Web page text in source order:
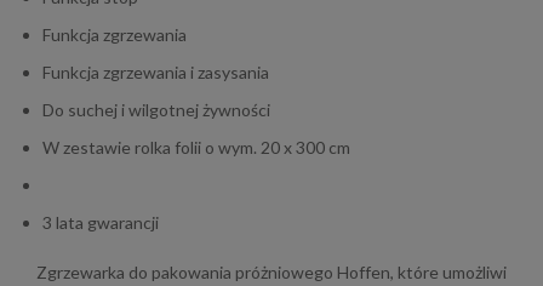
Funkcja zgrzewania
Funkcja zgrzewania i zasysania
Do suchej i wilgotnej żywności
W zestawie rolka folii o wym. 20 x 300 cm
3 lata gwarancji
Zgrzewarka do pakowania próżniowego Hoffen, które umożliwi